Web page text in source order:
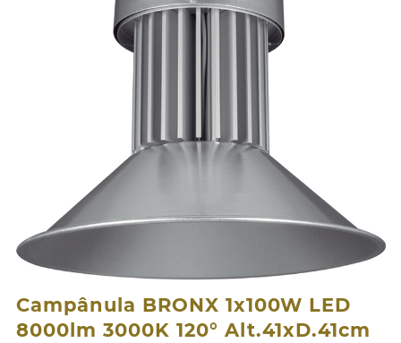
Campânula BRONX 1x100W LED
8000lm 3000K 120° Alt.41xD.41cm